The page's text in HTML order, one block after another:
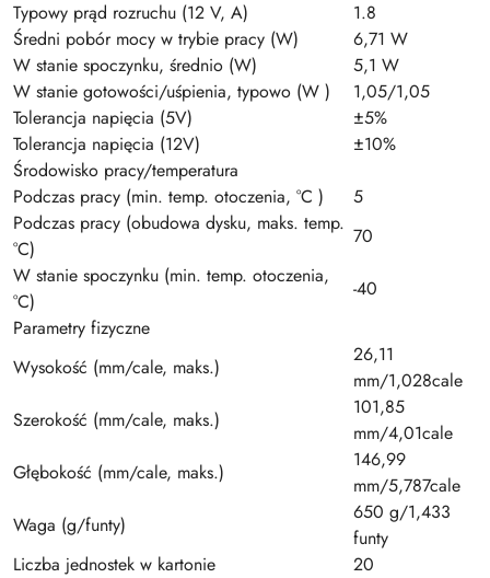
Typowy prąd rozruchu (12 V, A)
1.8
Średni pobór mocy w trybie pracy (W)
6,71 W
W stanie spoczynku, średnio (W)
5,1 W
W stanie gotowości/uśpienia, typowo (W )
1,05/1,05
Tolerancja napięcia (5V)
±5%
Tolerancja napięcia (12V)
±10%
Środowisko pracy/temperatura
Podczas pracy (min. temp. otoczenia, °C )
5
Podczas pracy (obudowa dysku, maks. temp.
°C)
70
W stanie spoczynku (min. temp. otoczenia,
°C)
-40
Parametry fizyczne
Wysokość (mm/cale, maks.)
26,11
mm/1,028cale
Szerokość (mm/cale, maks.)
101,85
mm/4,01cale
Głębokość (mm/cale, maks.)
146,99
mm/5,787cale
Waga (g/funty)
650 g/1,433
funty
Liczba jednostek w kartonie
20